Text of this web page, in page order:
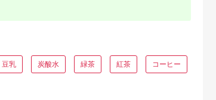
豆乳 炭酸水 緑茶 紅茶 コーヒー